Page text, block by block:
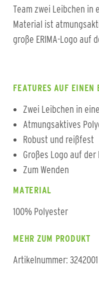
Team zwei Leibchen in
Material ist
große ERIMA-Logo auf
FEATURES AUF EINEN
Zwei Leibchen in
Atmungsaktives
Robust und reißfest
Großes Logo auf der
Zum Wenden
MATERIAL
100% Polyester
MEHR ZUM PRODUKT
Artikelnummer: 3242001